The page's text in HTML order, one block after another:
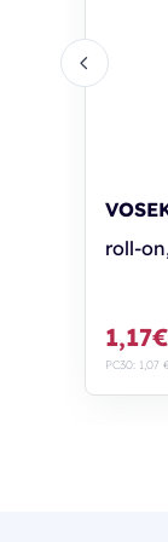
roll-
1,17€
PC30: 1,07